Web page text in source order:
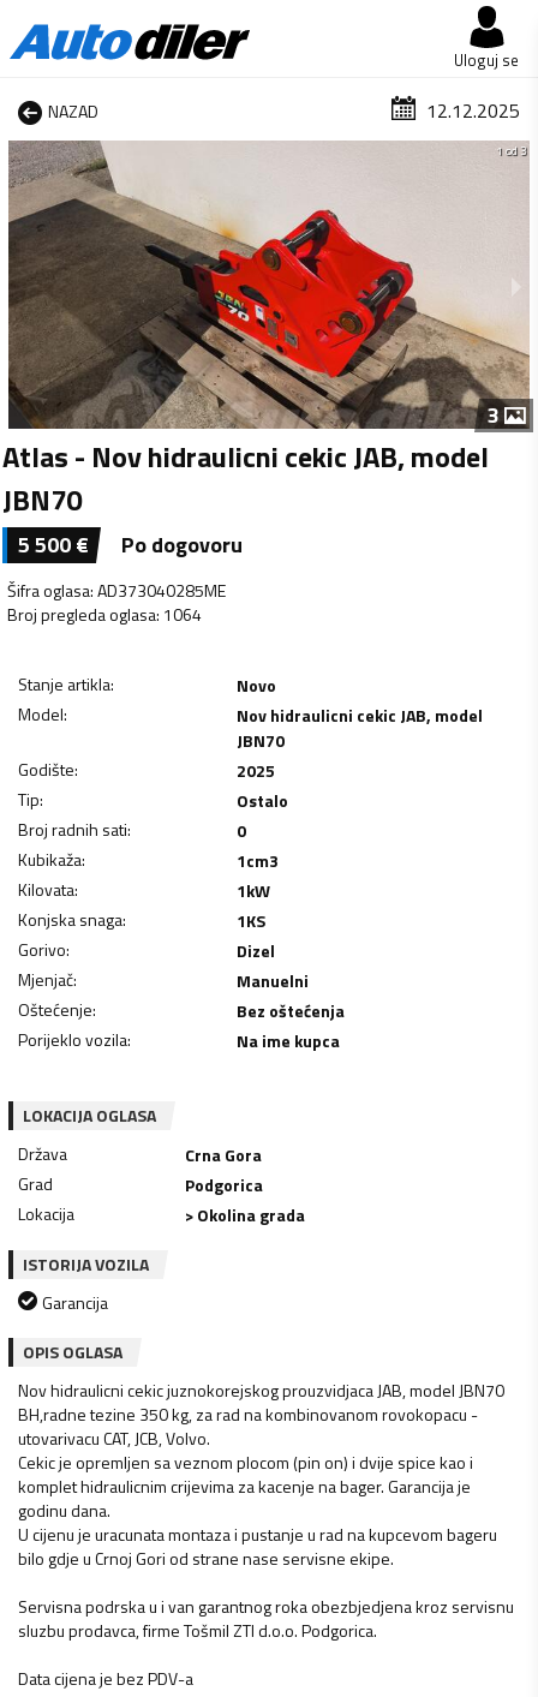
Uloguj se
NAZAD 12.12.2025
1 od 3
3
Atlas - Nov hidraulicni cekic JAB, model
JBN70
5 500€ Po dogovoru
Šifra oglasa:AD373040285ME
Broj pregleda oglasa: 1064
Stanje artikla:
Novo
Model:
Nov hidraulicni cekic JAB, model
JBN70
Godište:
2025
Tip:
Ostalo
Broj radnih sati:
0
Kubikaža: 1cm3
Kilovata: 1kW
Konjska snaga: 1KS
Gorivo:
Dizel
Mjenjač:
Manuelni
Oštećenje:
Bez oštećenja
Porijeklo vozila: Na ime kupca
LOKACIJA OGLASA
Država
Crna Gora
Grad
Podgorica
Lokacija
> Okolina grada
ISTORIJA VOZILA
Garancija
OPIS OGLASA
Nov hidraulicni cekic juznokorejskog prouzvidjaca JAB, model JBN70
BH,radne tezine 350 kg, za rad na kombinovanom rovokopacu -
utovarivacu CAT, JCB, Volvo.
Cekic je opremljen sa veznom plocom (pin on) i dvije spice kao i
komplet hidraulicnim crijevima za kacenje na bager. Garancija je
godinu dana.
U cijenu je uracunata montaza i pustanje u rad na kupcevom bageru
bilo gdje u Crnoj Gori od strane nase servisne ekipe.
Servisna podrska u i van garantnog roka obezbjedjena kroz servisnu
sluzbu prodavca, firme Tošmil ZTI d.o.o. Podgorica.
Data cijena je bez PDV-a